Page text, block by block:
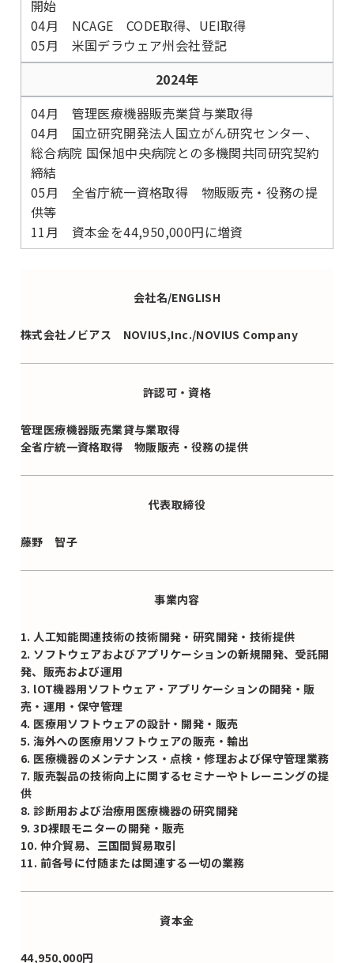
開始
04月 NCAGE CODE取得、UEI取得
05月 米国デラウェア州会社登記
2024年
04月 管理医療機器販売業貸与業取得
04月 国立研究開発法人国立がん研究センター、
総合病院 国保旭中央病院との多機関共同研究契約
締結
05月 全省庁統一資格取得 物販販売・役務の提
供等
11月 資本金を44,950,000円に増資
会社名/ENGLISH
株式会社ノビアス NOVIUS,Inc./NOVIUS Company
許認可・資格
管理医療機器販売業貸与業取得
全省庁統一資格取得 物販販売・役務の提供
代表取締役
藤野 智子
事業内容
1. 人工知能関連技術の技術開発・研究開発・技術提供
2. ソフトウェアおよびアプリケーションの新規開発、受託開
発、販売および運用
3. lOT機器用ソフトウェア・アプリケーションの開発・販
売・運用・保守管理
4. 医療用ソフトウェアの設計・開発・販売
5. 海外への医療用ソフトウェアの販売・輸出
6. 医療機器のメンテナンス・点検・修理および保守管理業務
7. 販売製品の技術向上に関するセミナーやトレーニングの提
供
8. 診断用および治療用医療機器の研究開発
9. 3D裸眼モニターの開発・販売
10. 仲介貿易、三国間貿易取引
11. 前各号に付随または関連する一切の業務
資本金
44,950,000円